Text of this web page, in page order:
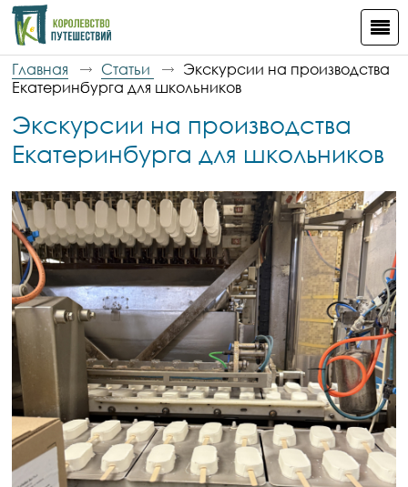
Главная Статьи
Экскурсии на производства
Екатеринбурга для школьников
Экскурсии на производства
Екатеринбурга для школьников